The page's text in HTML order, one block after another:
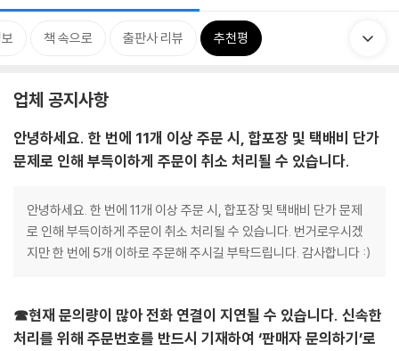
책 속으로 출판사 리뷰 추천평
업체 공지사항
안녕하세요. 한 번에 11개 이상 주문 시, 합포장 및 택배비 단가
문제로 인해 부득이하게 주문이 취소 처리될 수 있습니다.
안녕하세요. 한 번에 11개 이상 주문 시, 합포장 및 택배비 단가 문제
로 인해 부득이하게 주문이 취소 처리될 수 있습니다. 번거로우시겠
지만 한 번에 5개 이하로 주문해 주시길 부탁드립니다. 감사합니다 :)
☎현재 문의량이 많아 전화 연결이 지연될 수 있습니다. 신속한
처리를 위해 주문번호를 반드시 기재하여 ‘판매자 문의하기’로